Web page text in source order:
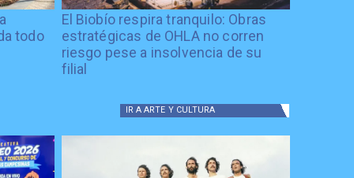
todo
El Biobío respira tranquilo: Obras
estratégicas de OHLA no corren
riesgo pese a insolvencia de su
filial
IR A ARTE Y CULTURA